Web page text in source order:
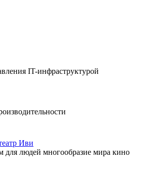
IT-инфраструктурой
Иви
людей многообразие мира кино